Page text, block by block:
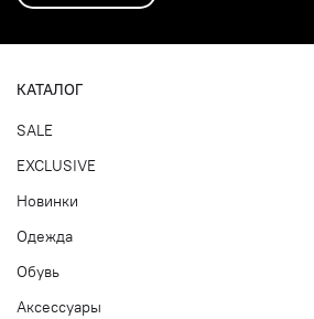
КАТАЛОГ
SALE
EXCLUSIVE
Новинки
Одежда
Обувь
Аксессуары